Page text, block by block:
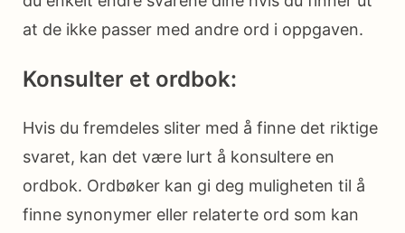
at de ikke passer med andre ord i oppgaven.
Konsulter et ordbok:
Hvis du fremdeles sliter med å finne det riktige
svaret, kan det være lurt å konsultere en
ordbok. Ordbøker kan gi deg muligheten til å
finne synonymer eller relaterte ord som kan